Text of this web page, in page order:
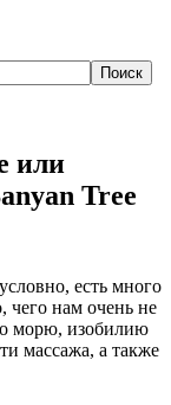
или
Tree
есть много
чего нам очень не
морю, изобилию
массажа, а также